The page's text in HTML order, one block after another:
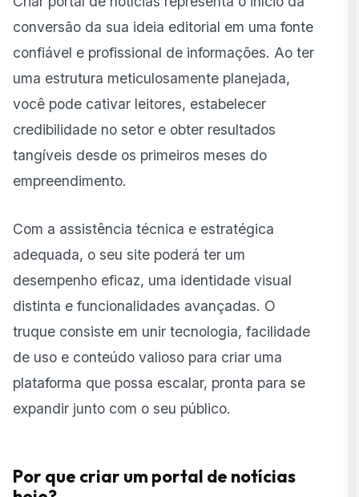
Etapas para criar um portal de notícias com a B20
Conteúdo Digital
Recursos avançados que a B20 pode implementar
no seu portal
Por que escolher a B20 para criar seu portal de
notícias?
conversão da sua ideia editorial em uma fonte
confiável e profissional de informações. Ao ter
uma estrutura meticulosamente planejada,
você pode cativar leitores, estabelecer
credibilidade no setor e obter resultados
tangíveis desde os primeiros meses do
empreendimento.
Com a assistência técnica e estratégica
adequada, o seu site poderá ter um
desempenho eficaz, uma identidade visual
distinta e funcionalidades avançadas. O
truque consiste em unir tecnologia, facilidade
de uso e conteúdo valioso para criar uma
plataforma que possa escalar, pronta para se
expandir junto com o seu público.
Por que criar um portal de notícias